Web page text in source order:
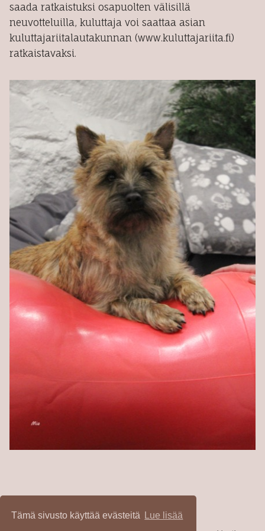
Tämä sivusto käyttää evästeitä Lue lisää
saada ratkaistuksi osapuolten välisillä
neuvotteluilla, kuluttaja voi saattaa asian
kuluttajariitalautakunnan (www.kuluttajariita.fi)
ratkaistavaksi.
Tietosuojaseloste